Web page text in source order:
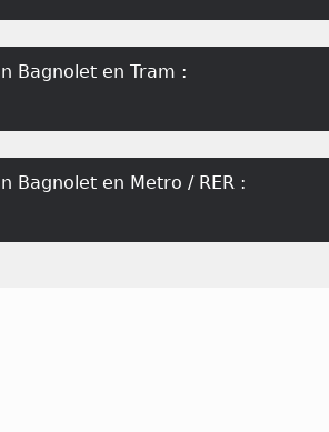
Bagnolet en Tram :
Bagnolet en Metro / RER :